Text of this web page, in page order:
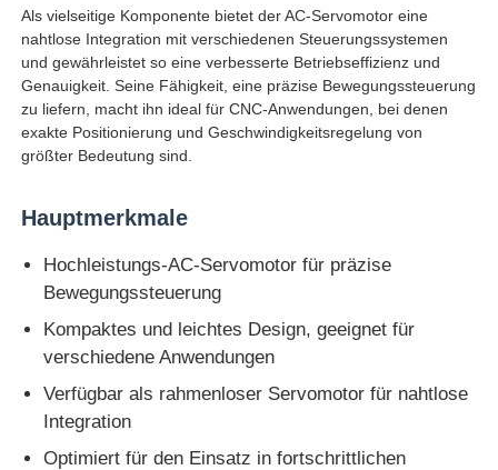
Als vielseitige Komponente bietet der AC-Servomotor eine
nahtlose Integration mit verschiedenen Steuerungssystemen
und gewährleistet so eine verbesserte Betriebseffizienz und
Genauigkeit. Seine Fähigkeit, eine präzise Bewegungssteuerung
zu liefern, macht ihn ideal für CNC-Anwendungen, bei denen
exakte Positionierung und Geschwindigkeitsregelung von
größter Bedeutung sind.
Hauptmerkmale
Hochleistungs-AC-Servomotor für präzise
Bewegungssteuerung
Kompaktes und leichtes Design, geeignet für
verschiedene Anwendungen
Verfügbar als rahmenloser Servomotor für nahtlose
Integration
Optimiert für den Einsatz in fortschrittlichen